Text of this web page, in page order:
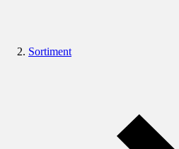
Sortiment